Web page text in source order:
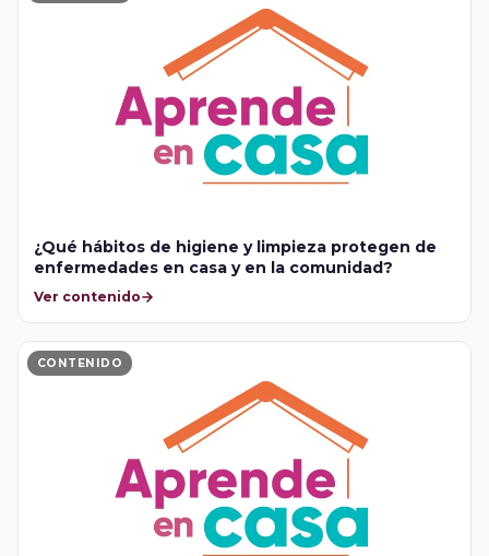
¿Qué hábitos de higiene y limpieza protegen de
enfermedades en casa y en la comunidad?
Ver contenido
CONTENIDO